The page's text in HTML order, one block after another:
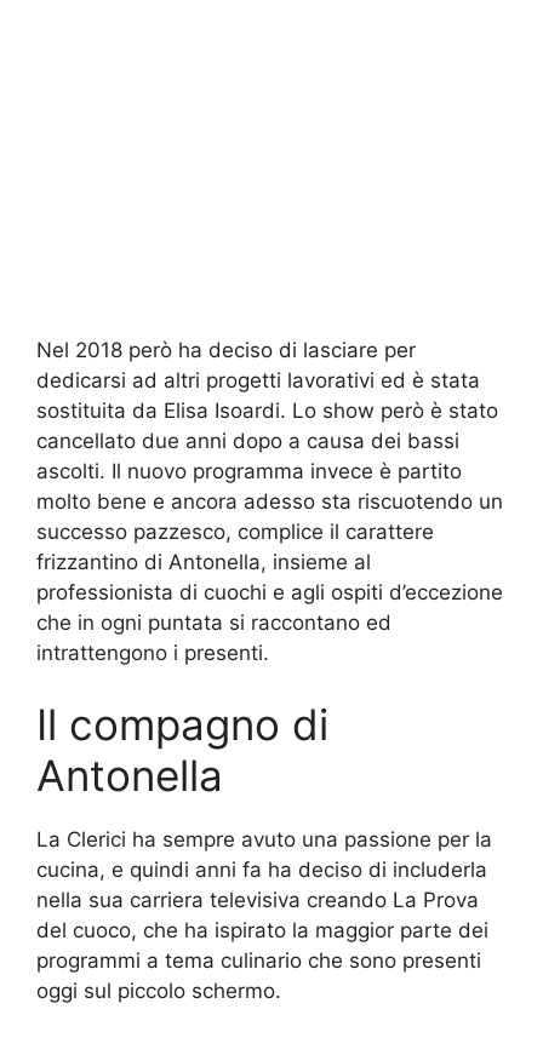
Nel 2018 però ha deciso di lasciare per
dedicarsi ad altri progetti lavorativi ed è stata
sostituita da Elisa Isoardi. Lo show però è stato
cancellato due anni dopo a causa dei bassi
ascolti. Il nuovo programma invece è partito
molto bene e ancora adesso sta riscuotendo un
successo pazzesco, complice il carattere
frizzantino di Antonella, insieme al
professionista di cuochi e agli ospiti d’eccezione
che in ogni puntata si raccontano ed
intrattengono i presenti.
Il compagno di
Antonella
La Clerici ha sempre avuto una passione per la
cucina, e quindi anni fa ha deciso di includerla
nella sua carriera televisiva creando La Prova
del cuoco, che ha ispirato la maggior parte dei
programmi a tema culinario che sono presenti
oggi sul piccolo schermo.